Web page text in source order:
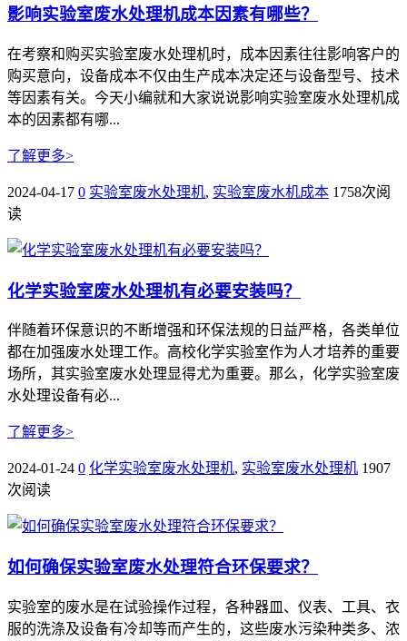
影响实验室废水处理机成本因素有哪些？
在考察和购买实验室废水处理机时，成本因素往往影响客户的
购买意向，设备成本不仅由生产成本决定还与设备型号、技术
等因素有关。今天小编就和大家说说影响实验室废水处理机成
本的因素都有哪...
了解更多>
2024-04-17 0 实验室废水处理机, 实验室废水机成本 1758次阅
读
化学实验室废水处理机有必要安装吗？
伴随着环保意识的不断增强和环保法规的日益严格，各类单位
都在加强废水处理工作。高校化学实验室作为人才培养的重要
场所，其实验室废水处理显得尤为重要。那么，化学实验室废
水处理设备有必...
了解更多>
2024-01-24 0 化学实验室废水处理机, 实验室废水处理机 1907
次阅读
如何确保实验室废水处理符合环保要求？
实验室的废水是在试验操作过程，各种器皿、仪表、工具、衣
服的洗涤及设备有冷却等而产生的，这些废水污染种类多、浓